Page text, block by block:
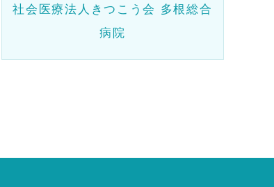
社会医療法人きつこう会 多根総合
病院